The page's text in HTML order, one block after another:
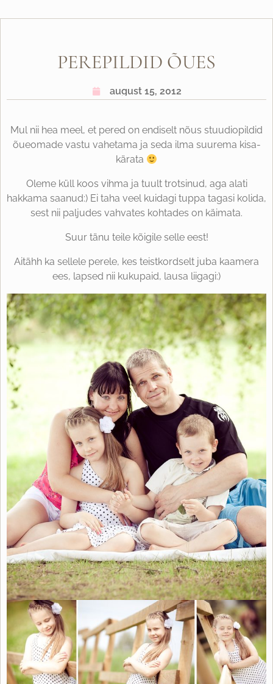
PEREPILDID ÕUES
august 15, 2012
Mul nii hea meel, et pered on endiselt nõus stuudiopildid
õueomade vastu vahetama ja seda ilma suurema kisa-
kärata
Oleme küll koos vihma ja tuult trotsinud, aga alati
hakkama saanud:) Ei taha veel kuidagi tuppa tagasi kolida,
sest nii paljudes vahvates kohtades on käimata.
Suur tänu teile kõigile selle eest!
Aitähh ka sellele perele, kes teistkordselt juba kaamera
ees, lapsed nii kukupaid, lausa liigagi:)